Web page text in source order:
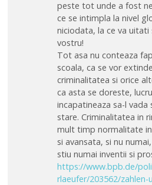
peste tot unde a fost
ce se intimpla la nivel
niciodata, la ce va uitati
vostru!
Tot asa nu conteaza
scoala, ca se vor
criminalitatea si orice
ca asta se doreste,
incapatineaza sa-l
stare. Criminalitatea in
mult timp normalitate
si avansata, si nu
stiu numai inventii si
https://www.bpb.de/
rlaeufer/203562/zahlen-